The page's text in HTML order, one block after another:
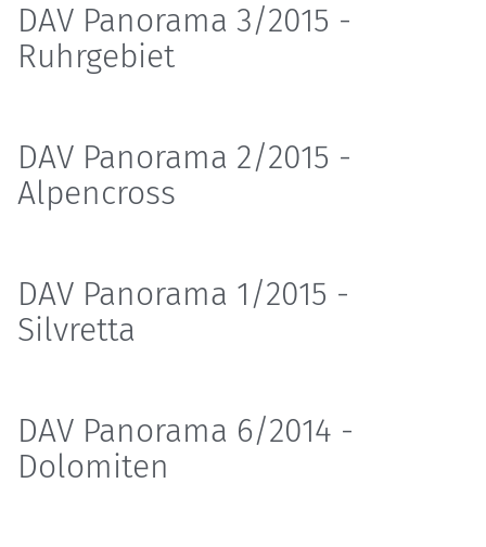
DAV Panorama 3/2015 -
Ruhrgebiet
DAV Panorama 2/2015 -
Alpencross
DAV Panorama 1/2015 -
Silvretta
DAV Panorama 6/2014 -
Dolomiten